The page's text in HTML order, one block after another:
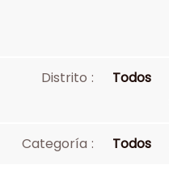
Distrito : Todos
Categoría : Todos